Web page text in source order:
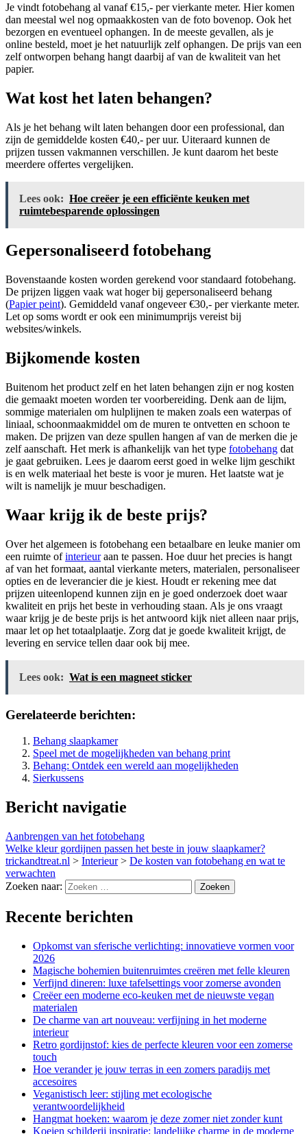
Je vindt fotobehang al vanaf €15,- per vierkante meter. Hier komen
dan meestal wel nog opmaakkosten van de foto bovenop. Ook het
bezorgen en eventueel ophangen. In de meeste gevallen, als je
online besteld, moet je het natuurlijk zelf ophangen. De prijs van een
zelf ontworpen behang hangt daarbij af van de kwaliteit van het
papier.
Wat kost het laten behangen?
Als je het behang wilt laten behangen door een professional, dan
zijn de gemiddelde kosten €40,- per uur. Uiteraard kunnen de
prijzen tussen vakmannen verschillen. Je kunt daarom het beste
meerdere offertes vergelijken.
Lees ook: Hoe creëer je een efficiënte keuken met
ruimtebesparende oplossingen
Gepersonaliseerd fotobehang
Bovenstaande kosten worden gerekend voor standaard fotobehang.
De prijzen liggen vaak wat hoger bij gepersonaliseerd behang
(Papier peint). Gemiddeld vanaf ongeveer €30,- per vierkante meter.
Let op soms wordt er ook een minimumprijs vereist bij
websites/winkels.
Bijkomende kosten
Buitenom het product zelf en het laten behangen zijn er nog kosten
die gemaakt moeten worden ter voorbereiding. Denk aan de lijm,
sommige materialen om hulplijnen te maken zoals een waterpas of
liniaal, schoonmaakmiddel om de muren te ontvetten en schoon te
maken. De prijzen van deze spullen hangen af van de merken die je
zelf aanschaft. Het merk is afhankelijk van het type fotobehang dat
je gaat gebruiken. Lees je daarom eerst goed in welke lijm geschikt
is en welk materiaal het beste is voor je muren. Het laatste wat je
wilt is namelijk je muur beschadigen.
Waar krijg ik de beste prijs?
Over het algemeen is fotobehang een betaalbare en leuke manier om
een ruimte ofinterieuraan te passen. Hoe duur het precies is hangt
af van het formaat, aantal vierkante meters, materialen, personaliseer
opties en de leverancier die je kiest. Houdt er rekening mee dat
prijzen uiteenlopend kunnen zijn en je goed onderzoek doet waar
kwaliteit en prijs het beste in verhouding staan. Als je ons vraagt
waar krijg je de beste prijs is het antwoord kijk niet alleen naar prijs,
maar let op het totaalplaatje. Zorg dat je goede kwaliteit krijgt, de
levering en service tellen daar ook bij mee.
Lees ook: Wat is een magneet sticker
Gerelateerde berichten:
Behang slaapkamer
Speel met de mogelijkheden van behang print
Behang: Ontdek een wereld aan mogelijkheden
Sierkussens
Bericht navigatie
Aanbrengen van het fotobehang
Welke kleur gordijnen passen het beste in jouw slaapkamer?
trickandtreat.nl > Interieur> De kosten van fotobehang en wat te
verwachten
Zoeken naar:
Recente berichten
Opkomst van sferische verlichting: innovatieve vormen voor
2026
Magische bohemien buitenruimtes creëren met felle kleuren
Verfijnd dineren: luxe tafelsettings voor zomerse avonden
Creëer een moderne eco-keuken met de nieuwste vegan
materialen
De charme van art nouveau: verfijning in het moderne
interieur
Retro gordijnstof: kies de perfecte kleuren voor een zomerse
touch
Hoe verander je jouw terras in een zomers paradijs met
accesoires
Veganistisch leer: stijling met ecologische
verantwoordelijkheid
Hangmat hoeken: waarom je deze zomer niet zonder kunt
Koeien schilderij inspiratie: landelijke charme in de moderne